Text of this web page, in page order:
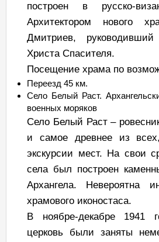
построен в русско-
Архитектором нового
Дмитриев,
Христа Спасителя.
Посещение храма по
Переезд 45 км.
Село Белый Раст.
военных моряков
Село Белый Раст –
и самое древнее из
экскурсии мест. На свои
села был построен
Архангела. Невероятна
храмового иконостаса.
В ноябре-декабре 1941
церковь были заняты